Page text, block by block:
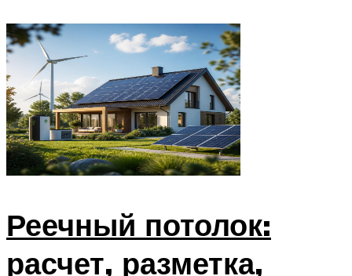
Реечный потолок:
расчет, разметка,